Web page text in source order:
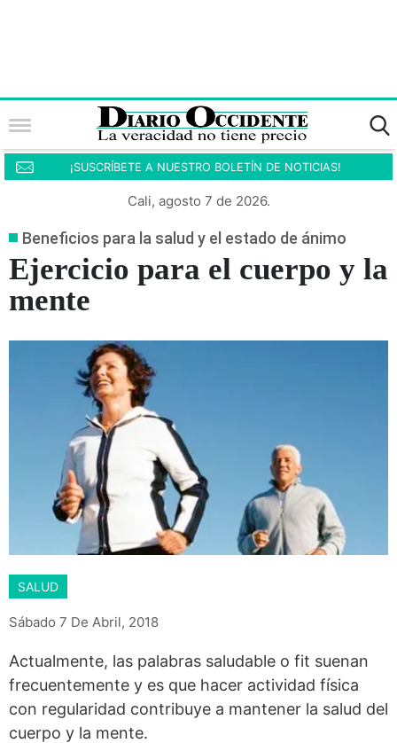
¡SUSCRÍBETE A NUESTRO BOLETÍN DE NOTICIAS!
Cali, agosto 7 de 2026.
Beneficios para la salud y el estado de ánimo
Ejercicio para el cuerpo y la
mente
SALUD
Sábado 7 De Abril, 2018
Actualmente, las palabras saludable o fit suenan
frecuentemente y es que hacer actividad física
con regularidad contribuye a mantener la salud del
cuerpo y la mente.